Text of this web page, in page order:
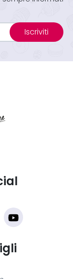
Iscriviti